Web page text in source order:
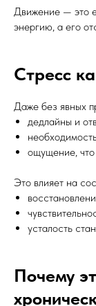
Движение — это
энергию, а его
Стресс
Даже без явных
дедлайны и
ощущение, что
Это влияет на
усталость
Почему